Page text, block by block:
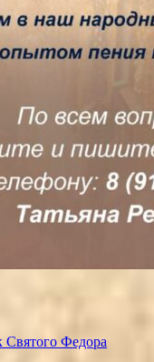
Святого Федора